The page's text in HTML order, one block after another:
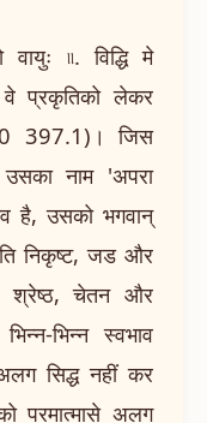
৷৷. विद्धि मे
वे प्रकृतिको लेकर
397.1)। जिस
नाम 'अपरा
है, उसको भगवान्
निकृष्ट, जड और
श्रेष्ठ, चेतन और
भिन्न स्वभाव
सिद्ध नहीं कर
परमात्मासे अलग